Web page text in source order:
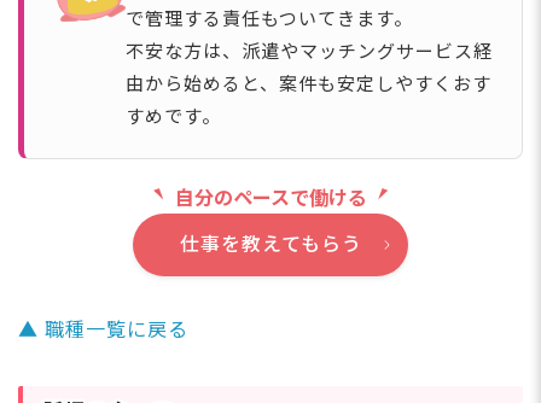
で管理する責任もついてきます。
不安な方は、派遣やマッチングサービス経
由から始めると、案件も安定しやすくおす
すめです。
自分のペースで働ける
仕事を教えてもらう
▲ 職種一覧に戻る